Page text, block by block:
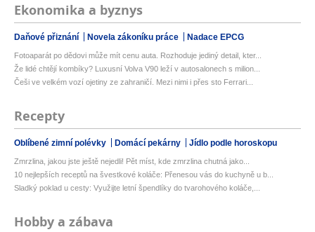
Ekonomika a byznys
Daňové přiznání Novela zákoníku práce Nadace EPCG
Fotoaparát po dědovi může mít cenu auta. Rozhoduje jediný detail, kter...
Že lidé chtějí kombíky? Luxusní Volva V90 leží v autosalonech s milion...
Češi ve velkém vozí ojetiny ze zahraničí. Mezi nimi i přes sto Ferrari...
Recepty
Oblíbené zimní polévky Domácí pekárny Jídlo podle horoskopu
Zmrzlina, jakou jste ještě nejedli! Pět míst, kde zmrzlina chutná jako...
10 nejlepších receptů na švestkové koláče: Přenesou vás do kuchyně u b...
Sladký poklad u cesty: Využijte letní špendlíky do tvarohového koláče,...
Hobby a zábava